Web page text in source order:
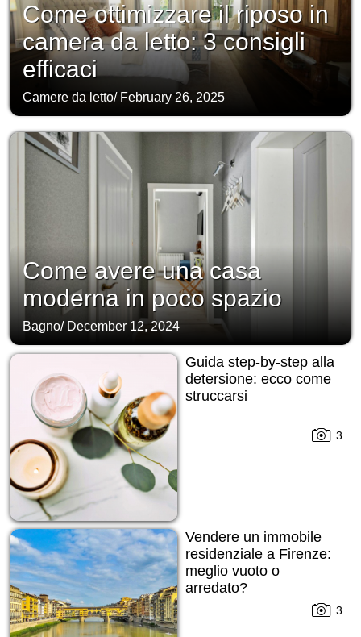
Come ottimizzare il riposo in
camera da letto: 3 consigli
efficaci
Camere da letto/ February 26, 2025
Come avere una casa
moderna in poco spazio
Bagno/ December 12, 2024
Guida step-by-step alla
detersione: ecco come
struccarsi
3
Vendere un immobile
residenziale a Firenze:
meglio vuoto o
arredato?
3